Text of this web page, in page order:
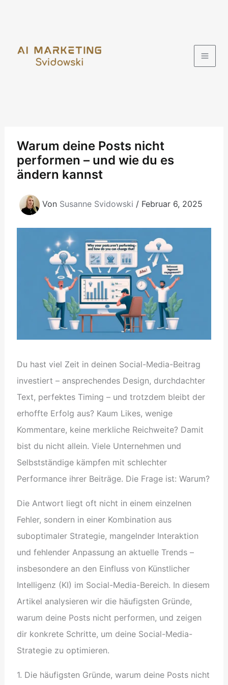
Warum deine Posts nicht
performen – und wie du es
ändern kannst
Von Susanne Svidowski / Februar 6, 2025
Du hast viel Zeit in deinen Social-Media-Beitrag
investiert – ansprechendes Design, durchdachter
Text, perfektes Timing – und trotzdem bleibt der
erhoffte Erfolg aus? Kaum Likes, wenige
Kommentare, keine merkliche Reichweite? Damit
bist du nicht allein. Viele Unternehmen und
Selbstständige kämpfen mit schlechter
Performance ihrer Beiträge. Die Frage ist: Warum?
Die Antwort liegt oft nicht in einem einzelnen
Fehler, sondern in einer Kombination aus
suboptimaler Strategie, mangelnder Interaktion
und fehlender Anpassung an aktuelle Trends –
insbesondere an den Einfluss von Künstlicher
Intelligenz (KI) im Social-Media-Bereich. In diesem
Artikel analysieren wir die häufigsten Gründe,
warum deine Posts nicht performen, und zeigen
dir konkrete Schritte, um deine Social-Media-
Strategie zu optimieren.
1. Die häufigsten Gründe, warum deine Posts nicht